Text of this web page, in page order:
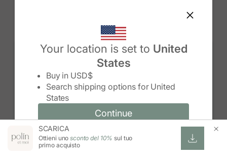
Your location is set to United
States
Buy in USD$
Search shipping options for United
States
Continue
Change country/region and language
Change country/region
Continue
TONGA (TOP T$)
TRINIDAD E TOBAGO (TTD $)
TUNISIA (USD $)
TURCHIA (TRY ₺)
TURKMENISTAN (USD $)
UNGHERIA (EUR €)
UZBEKISTAN (UZS SO'M)
VANUATU (VUV VT)
VIETNAM (VND ₫)
WALLIS E FUTUNA (XPF FR)
SCARICA
Ottieni unosconto del 10% sul tuo
primo acquisto